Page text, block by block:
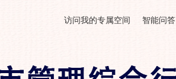
访问我的专属空间 智能问答